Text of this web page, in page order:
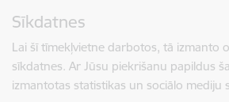
Sīkdatnes
Lai šī tīmekļvietne darbotos, tā izmanto
sīkdatnes. Ar Jūsu piekrišanu papildus
izmantotas statistikas un sociālo mediju